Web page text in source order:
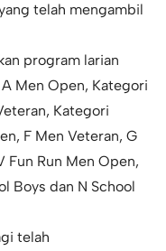
telah mengambil
program larian
Men Open, Kategori
Kategori
F Men Veteran, G
Run Men Open,
Boys dan N School
telah